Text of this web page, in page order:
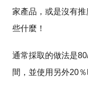
家產品，或是沒有
些什麼！
通常採取的做法是
間，並使用另外20